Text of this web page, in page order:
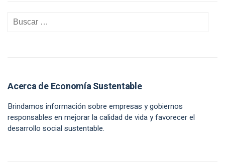
Acerca de Economía Sustentable
Brindamos información sobre empresas y gobiernos
responsables en mejorar la calidad de vida y favorecer el
desarrollo social sustentable.